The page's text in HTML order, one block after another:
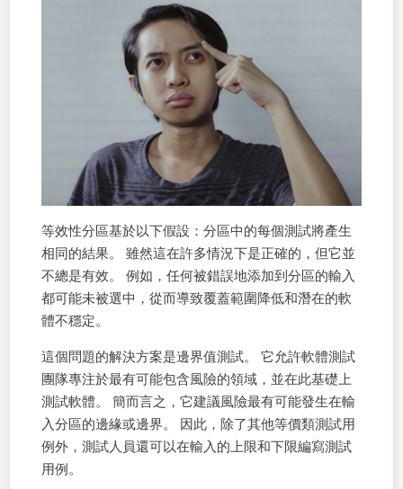
等效性分區基於以下假設：分區中的每個測試將產生
相同的結果。 雖然這在許多情況下是正確的，但它並
不總是有效。 例如，任何被錯誤地添加到分區的輸入
都可能未被選中，從而導致覆蓋範圍降低和潛在的軟
體不穩定。
這個問題的解決方案是邊界值測試。 它允許軟體測試
團隊專注於最有可能包含風險的領域，並在此基礎上
測試軟體。 簡而言之，它建議風險最有可能發生在輸
入分區的邊緣或邊界。 因此，除了其他等價類測試用
例外，測試人員還可以在輸入的上限和下限編寫測試
用例。